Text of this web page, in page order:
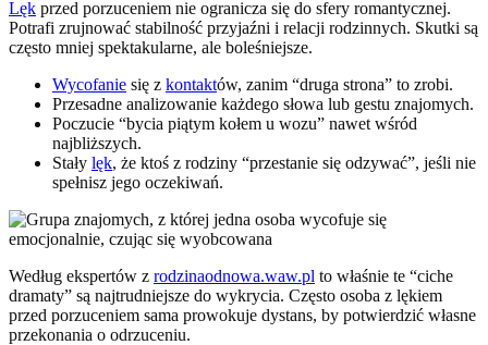
Lęk przed porzuceniem nie ogranicza się do sfery romantycznej.
Potrafi zrujnować stabilność przyjaźni i relacji rodzinnych. Skutki są
często mniej spektakularne, ale boleśniejsze.
Wycofanie się z kontaktów, zanim “druga strona” to zrobi.
Przesadne analizowanie każdego słowa lub gestu znajomych.
Poczucie “bycia piątym kołem u wozu” nawet wśród
najbliższych.
Stały lęk, że ktoś z rodziny “przestanie się odzywać”, jeśli nie
spełnisz jego oczekiwań.
Według ekspertów z rodzinaodnowa.waw.pl to właśnie te “ciche
dramaty” są najtrudniejsze do wykrycia. Często osoba z lękiem
przed porzuceniem sama prowokuje dystans, by potwierdzić własne
przekonania o odrzuceniu.